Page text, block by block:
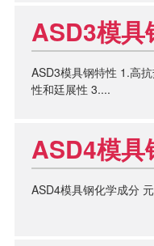
ASD3模具
ASD3模具钢特性 1.高
性和廷展性 3....
ASD4模具
ASD4模具钢化学成分